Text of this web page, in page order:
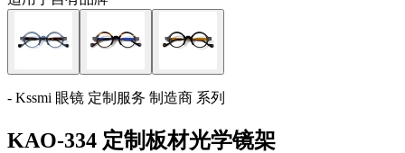
- Kssmi 眼镜 定制服务 制造商 系列
KAO-334 定制板材光学镜架